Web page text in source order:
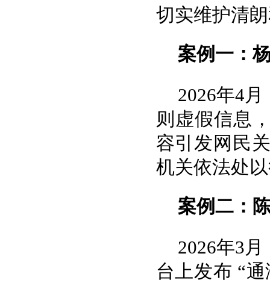
切实维护清
案例一：
2026年4
则虚假信息
容引发网民
机关依法处
案例二：
2026年3
台上发布 “